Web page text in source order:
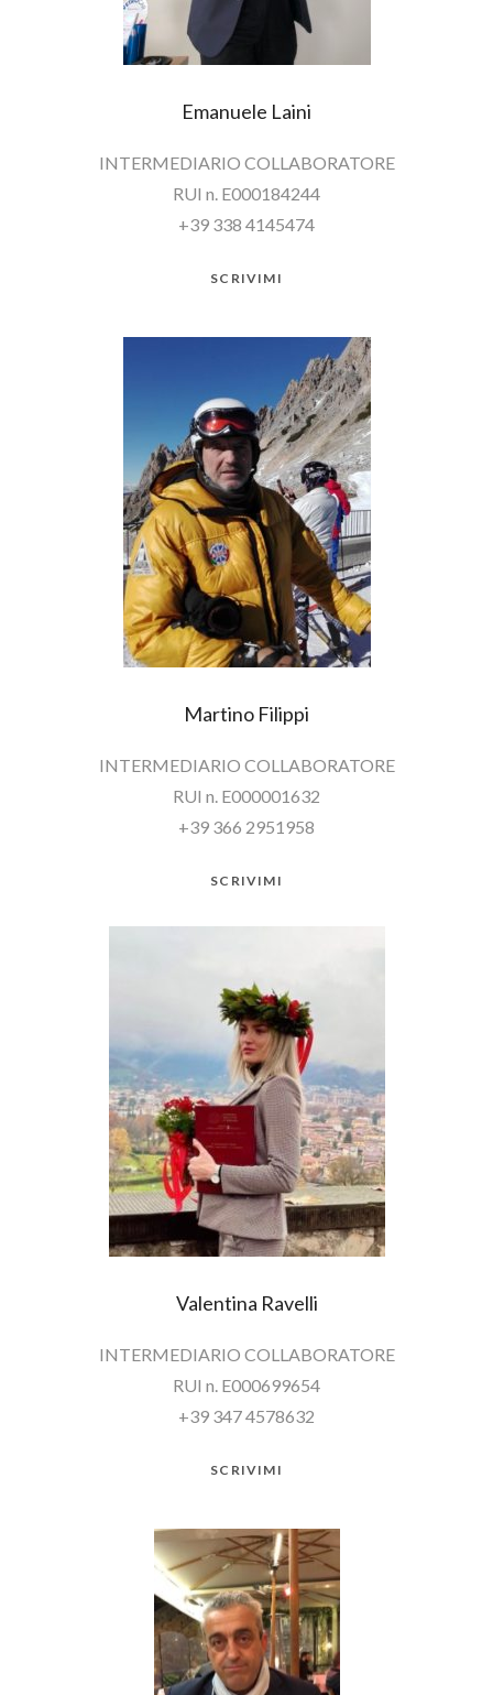
Emanuele Laini
INTERMEDIARIO COLLABORATORE
RUI n. E000184244
+39 338 4145474
SCRIVIMI
Martino Filippi
INTERMEDIARIO COLLABORATORE
RUI n. E000001632
+39 366 2951958
SCRIVIMI
Valentina Ravelli
INTERMEDIARIO COLLABORATORE
RUI n. E000699654
+39 347 4578632
SCRIVIMI